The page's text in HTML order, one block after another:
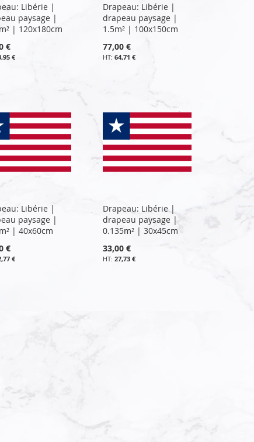
Libérie |
paysage |
| 120x180cm
€
€
Drapeau: Libérie |
drapeau paysage |
1.5m² | 100x150cm
77,00 €
64,71 €
Libérie |
paysage |
| 40x60cm
€
€
Drapeau: Libérie |
drapeau paysage |
0.135m² | 30x45cm
33,00 €
27,73 €